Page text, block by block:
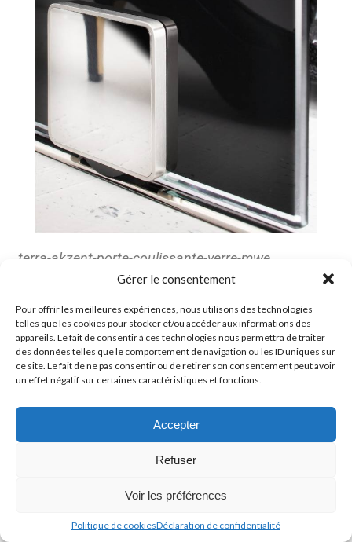
Gérer le consentement
Pour offrir les meilleures expériences, nous utilisons des technologies
telles que les cookies pour stocker et/ou accéder aux informations des
appareils. Le fait de consentir à ces technologies nous permettra de traiter
des données telles que le comportement de navigation ou les ID uniques sur
ce site. Le fait de ne pas consentir ou de retirer son consentement peut avoir
un effet négatif sur certaines caractéristiques et fonctions.
Accepter
Refuser
Voir les préférences
Politique de cookiesDéclaration de confidentialité
terra-akzent-porte-coulissante-verre-mwe
Système TERRA AKZENT MWE / Porte
coulissante / Porte en verre
Epaisseur du verre : 8 – 12 mm
Finition : inox poli grain 600 (autres finitions sur demande)
Option : montage plafond /sur mur en verreLongueur standard
adapté à une ouveture de passage maxi d’env. 950 mm
Prix système complet L = 1990 mm : 1 179,- Eur/ht